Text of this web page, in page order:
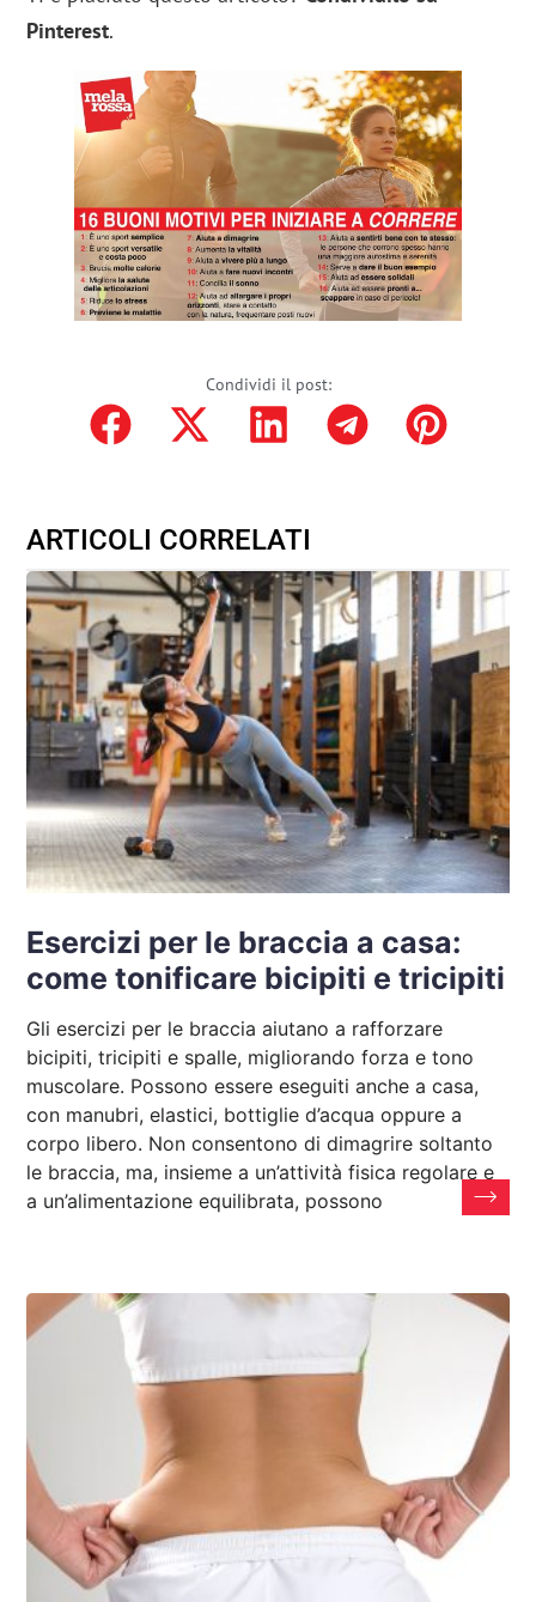
Pinterest.
Condividi il post:
ARTICOLI CORRELATI
Esercizi per le braccia a casa:
come tonificare bicipiti e tricipiti
Gli esercizi per le braccia aiutano a rafforzare
bicipiti, tricipiti e spalle, migliorando forza e tono
muscolare. Possono essere eseguiti anche a casa,
con manubri, elastici, bottiglie d’acqua oppure a
corpo libero. Non consentono di dimagrire soltanto
le braccia, ma, insieme a un’attività fisica regolare e
a un’alimentazione equilibrata, possono